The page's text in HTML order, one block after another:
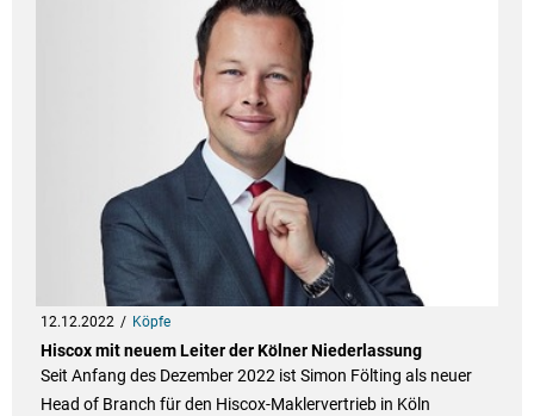
12.12.2022 Köpfe
Hiscox mit neuem Leiter der Kölner Niederlassung
Seit Anfang des Dezember 2022 ist Simon Fölting als neuer
Head of Branch für den Hiscox-Maklervertrieb in Köln